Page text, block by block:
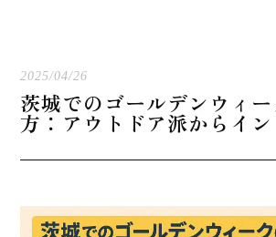
2025/04/26
茨城でのゴールデンウィ
方：アウトドア派からイ